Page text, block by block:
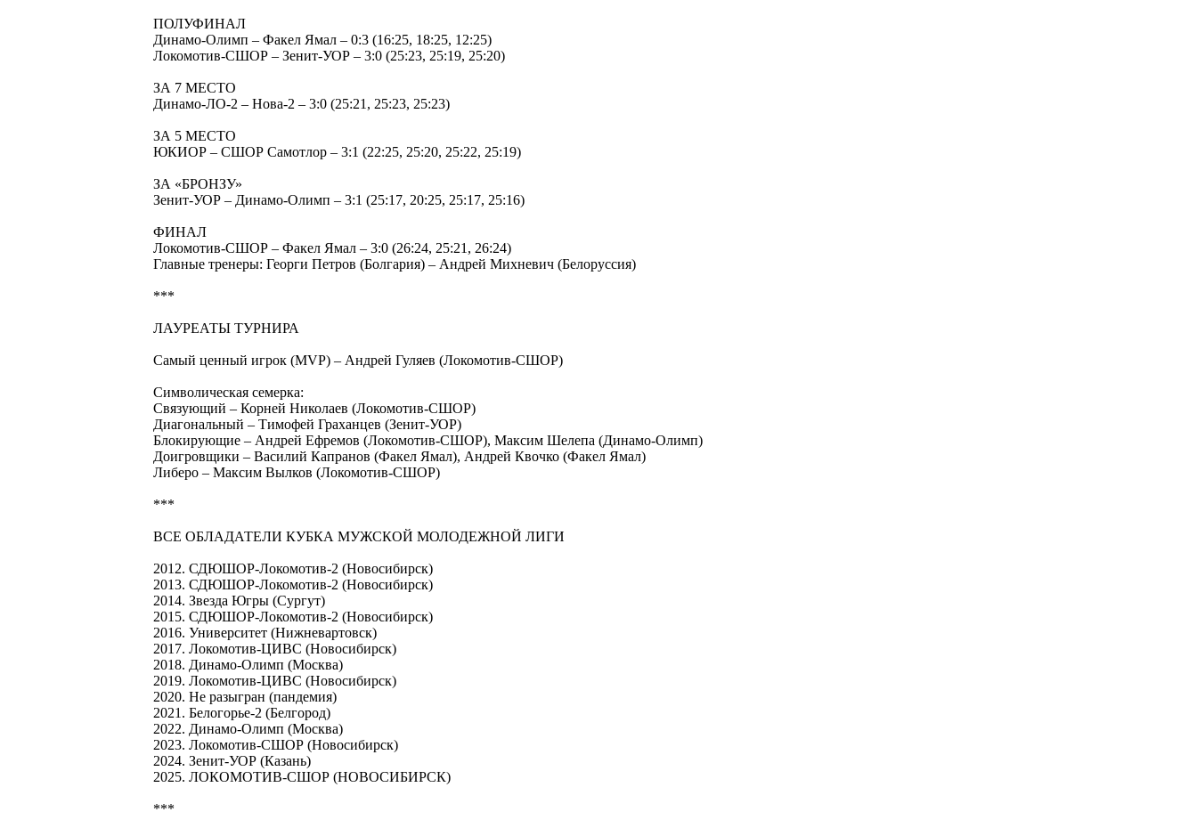
ПОЛУФИНАЛ
Динамо-Олимп – Факел Ямал – 0:3 (16:25, 18:25, 12:25)
Локомотив-СШОР – Зенит-УОР – 3:0 (25:23, 25:19, 25:20)
ЗА 7 МЕСТО
Динамо-ЛО-2 – Нова-2 – 3:0 (25:21, 25:23, 25:23)
ЗА 5 МЕСТО
ЮКИОР – СШОР Самотлор – 3:1 (22:25, 25:20, 25:22, 25:19)
ЗА «БРОНЗУ»
Зенит-УОР – Динамо-Олимп – 3:1 (25:17, 20:25, 25:17, 25:16)
ФИНАЛ
Локомотив-СШОР – Факел Ямал – 3:0 (26:24, 25:21, 26:24)
Главные тренеры: Георги Петров (Болгария) – Андрей Михневич (Белоруссия)
***
ЛАУРЕАТЫ ТУРНИРА
Самый ценный игрок (MVP) – Андрей Гуляев (Локомотив-СШОР)
Символическая семерка:
Связующий – Корней Николаев (Локомотив-СШОР)
Диагональный – Тимофей Граханцев (Зенит-УОР)
Блокирующие – Андрей Ефремов (Локомотив-СШОР), Максим Шелепа (Динамо-Олимп)
Доигровщики – Василий Капранов (Факел Ямал), Андрей Квочко (Факел Ямал)
Либеро – Максим Вылков (Локомотив-СШОР)
***
ВСЕ ОБЛАДАТЕЛИ КУБКА МУЖСКОЙ МОЛОДЕЖНОЙ ЛИГИ
2012. СДЮШОР-Локомотив-2 (Новосибирск)
2013. СДЮШОР-Локомотив-2 (Новосибирск)
2014. Звезда Югры (Сургут)
2015. СДЮШОР-Локомотив-2 (Новосибирск)
2016. Университет (Нижневартовск)
2017. Локомотив-ЦИВС (Новосибирск)
2018. Динамо-Олимп (Москва)
2019. Локомотив-ЦИВС (Новосибирск)
2020. Не разыгран (пандемия)
2021. Белогорье-2 (Белгород)
2022. Динамо-Олимп (Москва)
2023. Локомотив-СШОР (Новосибирск)
2024. Зенит-УОР (Казань)
2025. ЛОКОМОТИВ-СШОР (НОВОСИБИРСК)
***